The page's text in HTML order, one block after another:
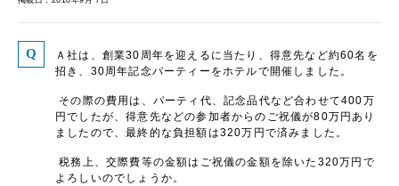
Ａ社は、創業30周年を迎えるに当たり、得意先など約60名を
招き、30周年記念パーティーをホテルで開催しました。
その際の費用は、パーティ代、記念品代など合わせて400万
円でしたが、得意先などの参加者からのご祝儀が80万円あり
ましたので、最終的な負担額は320万円で済みました。
税務上、交際費等の金額はご祝儀の金額を除いた320万円で
よろしいのでしょうか。